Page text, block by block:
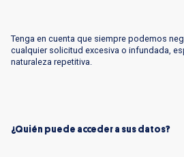
Tenga en cuenta que siempre podemos
cualquier solicitud excesiva o infundada,
naturaleza repetitiva.
¿Quién puede acceder a sus datos?